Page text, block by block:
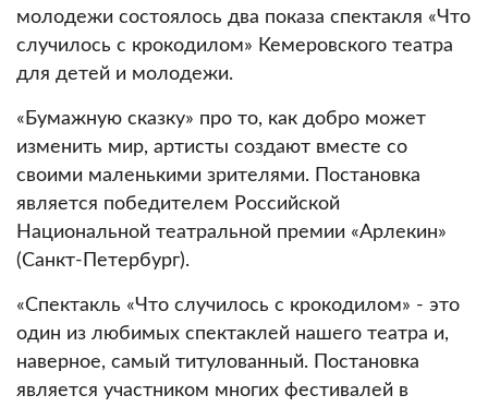
молодежи состоялось два показа спектакля «Что
случилось с крокодилом» Кемеровского театра
для детей и молодежи.
«Бумажную сказку» про то, как добро может
изменить мир, артисты создают вместе со
своими маленькими зрителями. Постановка
является победителем Российской
Национальной театральной премии «Арлекин»
(Санкт-Петербург).
«Спектакль «Что случилось с крокодилом» - это
один из любимых спектаклей нашего театра и,
наверное, самый титулованный. Постановка
является участником многих фестивалей в